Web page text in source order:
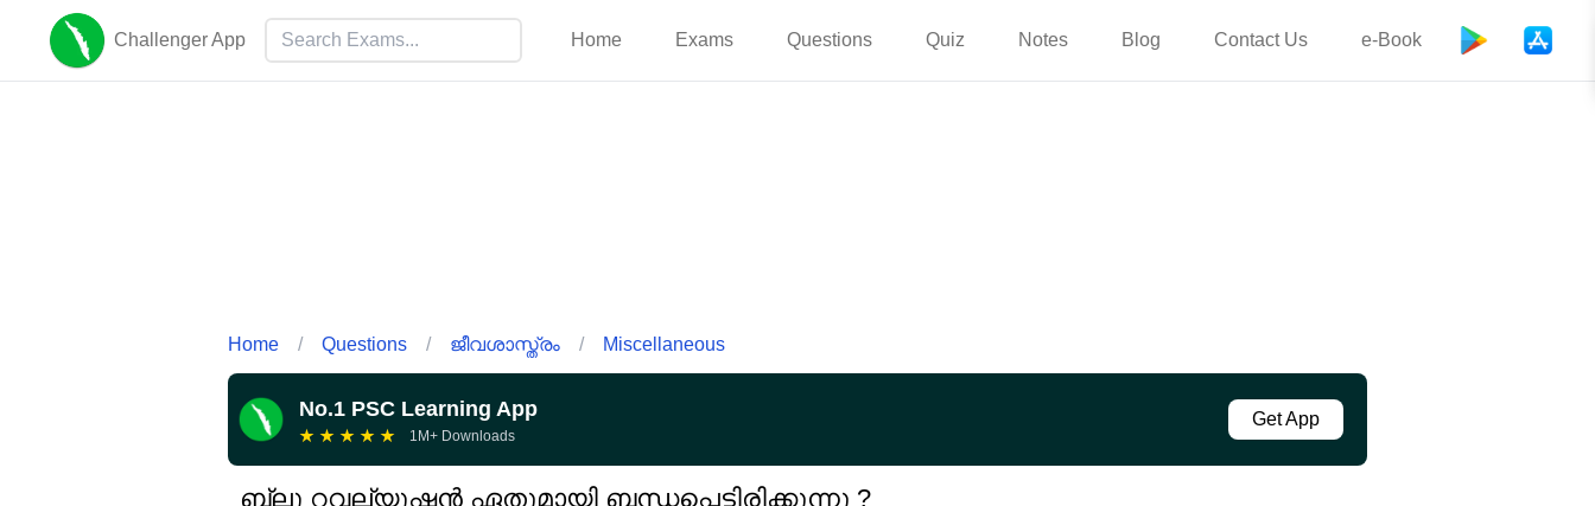
Challenger App Home Exams Questions Quiz Notes Blog Contact Us e-Book
Home / Questions / ജീവശാസ്ത്രം / Miscellaneous
No.1 PSC Learning App
★ ★ ★ ★ ★ 1M+ Downloads
Get App
ബ്ലൂ റവല്യൂഷൻ ഏതുമായി ബന്ധപ്പെട്ടിരിക്കുന്നു ?